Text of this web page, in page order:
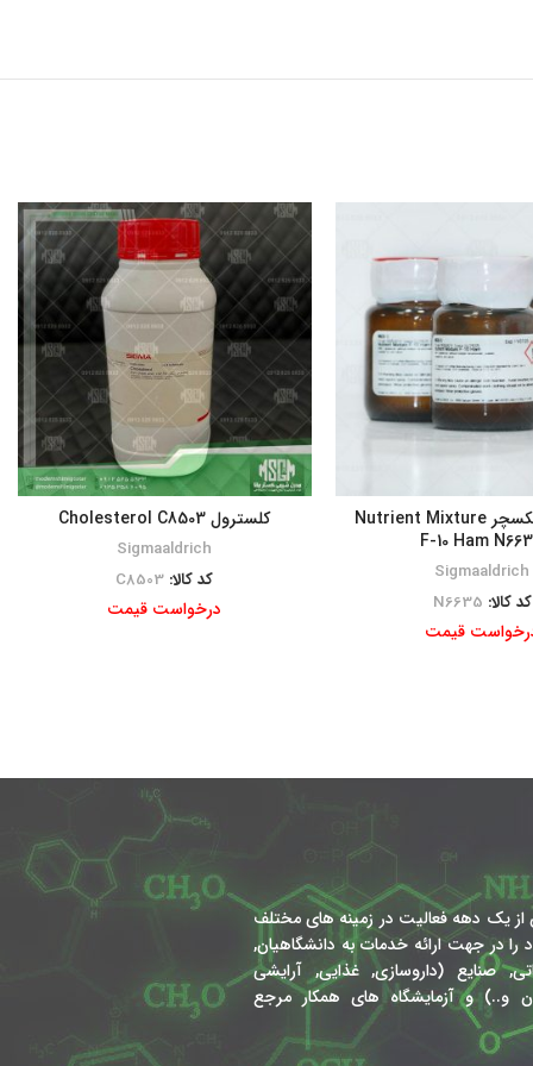
نوترینت میکسچر Nutrient Mixture
F-10 Ham
Sigmaaldrich
کد کالا: N6635
قیمت
کلسترول Cholesterol C8503
Sigmaaldrich
کد کالا: C8503
درخواست قیمت
یک دهه فعالیت در زمینه های مختلف
در جهت ارائه خدمات به دانشگاهیان,
صنایع (داروسازی, غذایی, آرایشی
و..) و آزمایشگاه های همکار مرجع